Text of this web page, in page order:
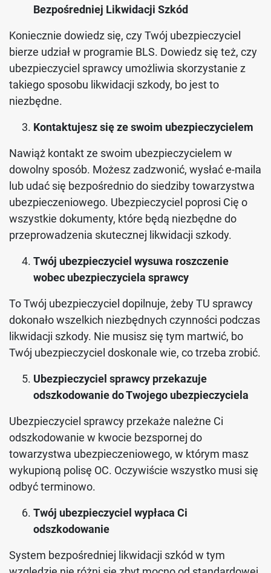
Bezpośredniej Likwidacji Szkód
Koniecznie dowiedz się, czy Twój ubezpieczyciel
bierze udział w programie BLS. Dowiedz się też, czy
ubezpieczyciel sprawcy umożliwia skorzystanie z
takiego sposobu likwidacji szkody, bo jest to
niezbędne.
Kontaktujesz się ze swoim ubezpieczycielem
Nawiąż kontakt ze swoim ubezpieczycielem w
dowolny sposób. Możesz zadzwonić, wysłać e-maila
lub udać się bezpośrednio do siedziby towarzystwa
ubezpieczeniowego. Ubezpieczyciel poprosi Cię o
wszystkie dokumenty, które będą niezbędne do
przeprowadzenia skutecznej likwidacji szkody.
Twój ubezpieczyciel wysuwa roszczenie
wobec ubezpieczyciela sprawcy
To Twój ubezpieczyciel dopilnuje, żeby TU sprawcy
dokonało wszelkich niezbędnych czynności podczas
likwidacji szkody. Nie musisz się tym martwić, bo
Twój ubezpieczyciel doskonale wie, co trzeba zrobić.
Ubezpieczyciel sprawcy przekazuje
odszkodowanie do Twojego ubezpieczyciela
Ubezpieczyciel sprawcy przekaże należne Ci
odszkodowanie w kwocie bezspornej do
towarzystwa ubezpieczeniowego, w którym masz
wykupioną polisę OC. Oczywiście wszystko musi się
odbyć terminowo.
Twój ubezpieczyciel wypłaca Ci
odszkodowanie
System bezpośredniej likwidacji szkód w tym